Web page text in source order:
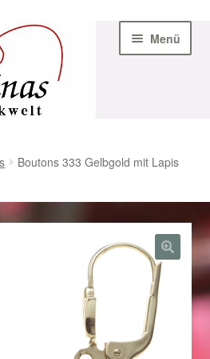
Menü
Boutons 333 Gelbgold mit Lapis